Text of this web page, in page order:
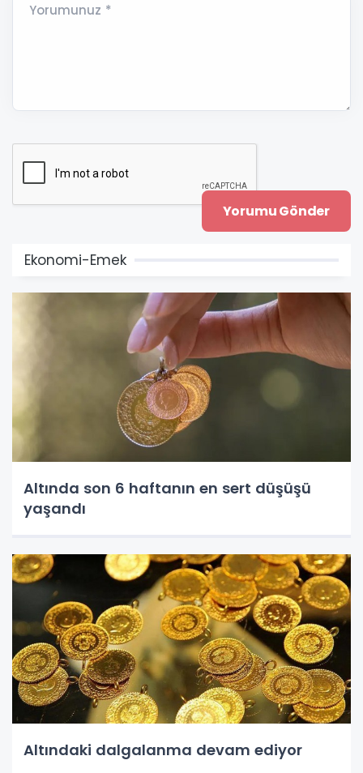
Yorumunuz *
Ekonomi-Emek
Altında son 6 haftanın en sert düşüşü
yaşandı
Altındaki dalgalanma devam ediyor